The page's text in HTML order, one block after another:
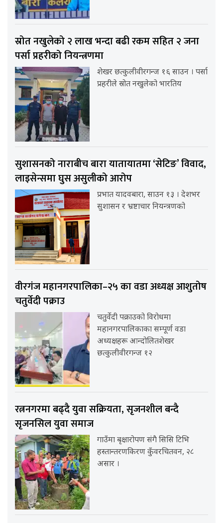
स्रोत नखुलेको २ लाख भन्दा बढी रकम सहित २ जना
पर्सा प्रहरीको नियन्त्रणमा
शेखर छत्कुलीवीरगन्ज १६ साउन । पर्सा
प्रहरीले स्रोत नखुलेको भारतिय
सुशासनको नाराबीच बारा यातायातमा ‘सेटिङ’ विवाद,
लाइसेन्समा घुस असुलीको आरोप
प्रभात यादवबारा, साउन १३ । देशभर
सुशासन र भ्रष्टाचार नियन्त्रणको
वीरगंज महानगरपालिका–२५ का वडा अध्यक्ष आशुतोष
चतुर्वेदी पक्राउ
चतुर्वेदी पक्राउको विरोधमा
महानगरपालिकाका सम्पूर्ण वडा
अध्यक्षहरू आन्दोलितशेखर
छत्कुलीवीरगन्ज १२
रत्ननगरमा बढ्दै युवा सक्रियता, सृजनशील बन्दै
सृजनसिल युवा समाज
गाउँमा बृक्षारोपण संगै सिसि टिभि
हस्तान्तरणकिरण कुँवरचितवन, २८
असार ।